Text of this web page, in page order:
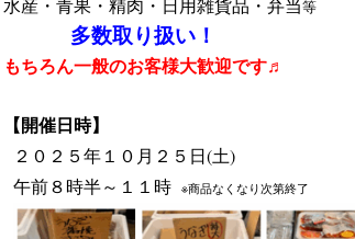
水産・青果・精肉・日用雑貨品・弁当等
多数取り扱い！
もちろん一般のお客様大歓迎です♬
【開催日時】
２０２５年１０ 月２５ 日(土)
午前８時半～１１時
※商品なくなり次第終了